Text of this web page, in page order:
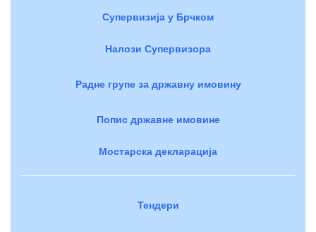
Супервизија у Брчком
Налози Супервизора
Радне групе за државну имовину
Попис државне имовине
Мостарска декларација
Тендери